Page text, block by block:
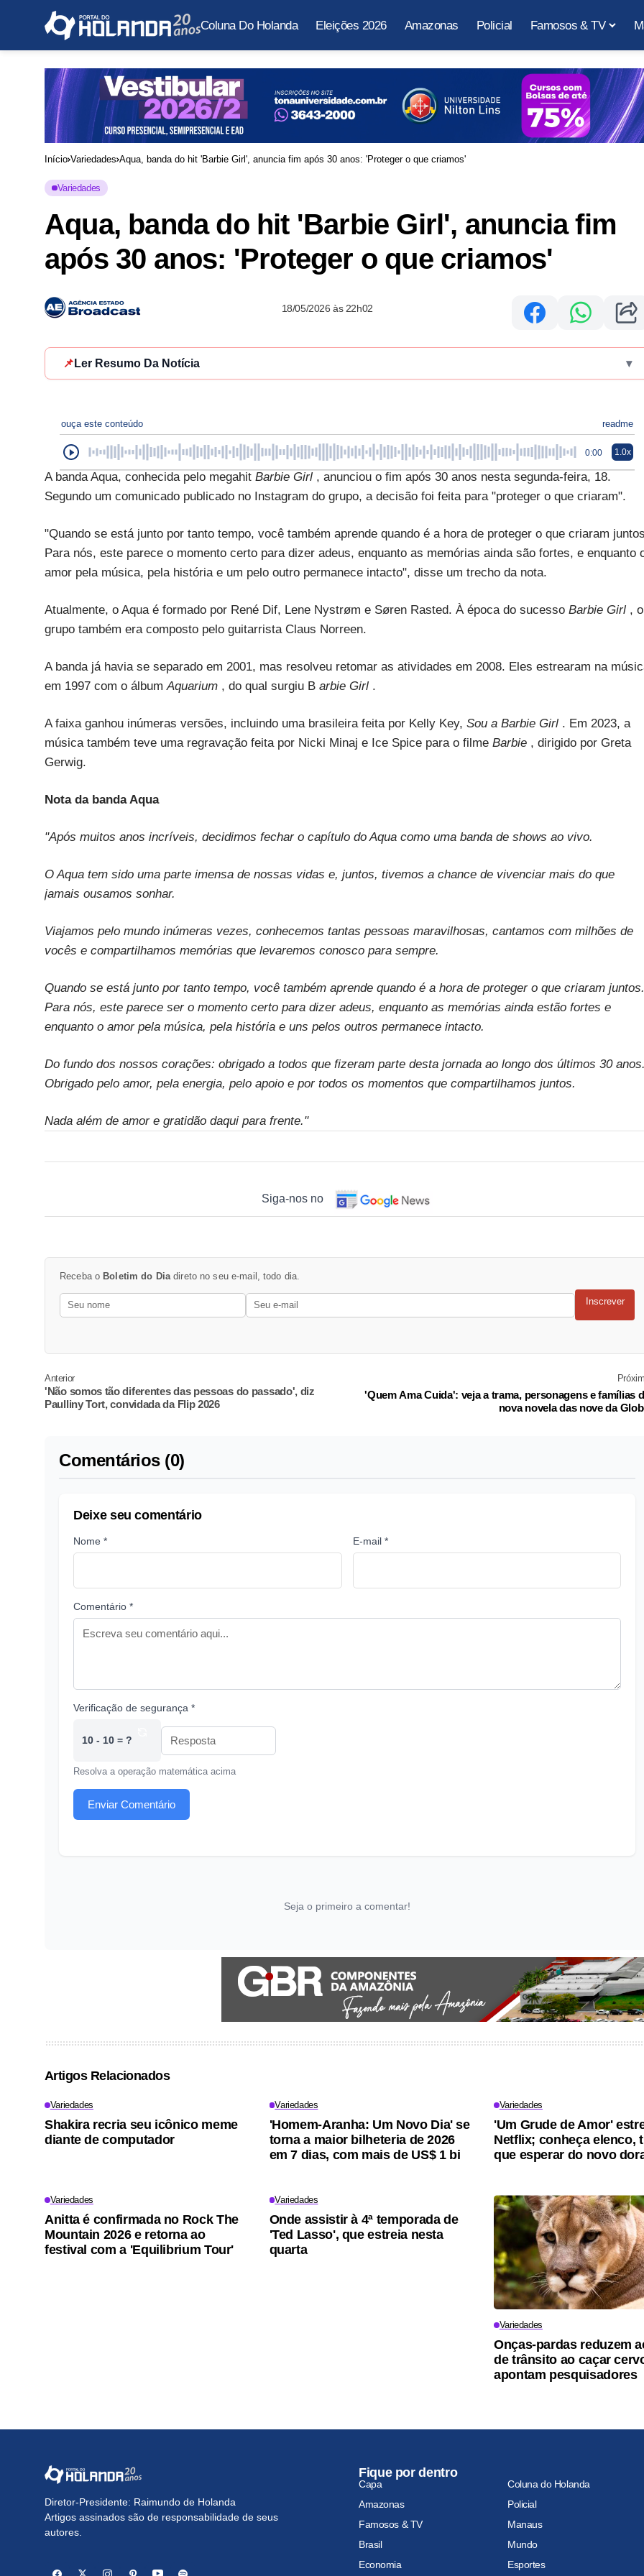
Coluna Do Holanda Eleições 2026 Amazonas Policial Famosos & TV
Início Variedades Aqua, banda do hit 'Barbie Girl', anuncia fim após 30 anos: 'Proteger o que criamos'
Variedades
Aqua, banda do hit 'Barbie Girl', anuncia fim
após 30 anos: 'Proteger o que criamos'
18/05/2026 às 22h02
📌 Ler Resumo Da Notícia ▾
ouça este conteúdo readme
0:00 1.0x
A banda Aqua, conhecida pelo megahit Barbie Girl , anunciou o fim após 30 anos nesta segunda-feira, 18.
Segundo um comunicado publicado no Instagram do grupo, a decisão foi feita para "proteger o que criaram".
"Quando se está junto por tanto tempo, você também aprende quando é a hora de proteger o que criaram
Para nós, este parece o momento certo para dizer adeus, enquanto as memórias ainda são fortes, e enquanto
amor pela música, pela história e um pelo outro permanece intacto", disse um trecho da nota.
Atualmente, o Aqua é formado por René Dif, Lene Nystrøm e Søren Rasted. À época do sucesso Barbie Girl , o
grupo também era composto pelo guitarrista Claus Norreen.
A banda já havia se separado em 2001, mas resolveu retomar as atividades em 2008. Eles estrearam na
em 1997 com o álbumAquarium , do qual surgiu B arbie Girl .
A faixa ganhou inúmeras versões, incluindo uma brasileira feita por Kelly Key, Sou a Barbie Girl . Em 2023, a
música também teve uma regravação feita por Nicki Minaj e Ice Spice para o filme Barbie , dirigido por Greta
Gerwig.
Nota da banda Aqua
"Após muitos anos incríveis, decidimos fechar o capítulo do Aqua como uma banda de shows ao vivo.
O Aqua tem sido uma parte imensa de nossas vidas e, juntos, tivemos a chance de vivenciar mais do que
jamais ousamos sonhar.
Viajamos pelo mundo inúmeras vezes, conhecemos tantas pessoas maravilhosas, cantamos com milhões de
vocês e compartilhamos memórias que levaremos conosco para sempre.
Quando se está junto por tanto tempo, você também aprende quando é a hora de proteger o que criaram juntos.
Para nós, este parece ser o momento certo para dizer adeus, enquanto as memórias ainda estão fortes e
enquanto o amor pela música, pela história e uns pelos outros permanece intacto.
Do fundo dos nossos corações: obrigado a todos que fizeram parte desta jornada ao longo dos últimos 30 anos.
Obrigado pelo amor, pela energia, pelo apoio e por todos os momentos que compartilhamos juntos.
Nada além de amor e gratidão daqui para frente."
Siga-nos no
Receba o Boletim do Dia direto no seu e-mail, todo dia.
Inscrever
Anterior
'Não somos tão diferentes das pessoas do passado', diz
Paulliny Tort, convidada da Flip 2026
'Quem Ama Cuida': veja a trama, personagens e famílias
nova novela das nove da
Comentários (0)
Deixe seu comentário
Nome * E-mail *
Comentário *
Verificação de segurança *
10 - 10 = ?
Resolva a operação matemática acima
Enviar Comentário
Seja o primeiro a comentar!
Artigos Relacionados
Variedades
Shakira recria seu icônico meme
diante de computador
Variedades
'Homem-Aranha: Um Novo Dia' se
torna a maior bilheteria de 2026
em 7 dias, com mais de US$ 1 bi
Variedades
'Um Grude de Amor'
Netflix; conheça elenco,
que esperar do novo
Variedades
Anitta é confirmada no Rock The
Mountain 2026 e retorna ao
festival com a 'Equilibrium Tour'
Variedades
Onde assistir à 4ª temporada de
'Ted Lasso', que estreia nesta
quarta
Variedades
Onças-pardas reduzem
de trânsito ao caçar
apontam pesquisadores
Diretor-Presidente: Raimundo de Holanda
Artigos assinados são de responsabilidade de seus
autores.
Fique por dentro
Capa
Coluna do Holanda
Amazonas
Policial
Famosos & TV
Manaus
Brasil
Mundo
Economia
Esportes